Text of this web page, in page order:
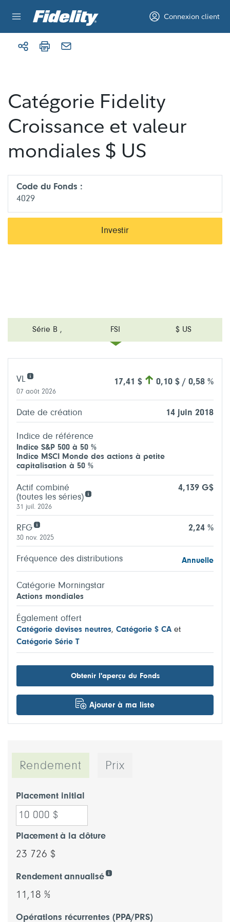
Connexion client
Catégorie Fidelity
Croissance et valeur
mondiales $ US
Série B , FSI $ US
Code du Fonds :
4029
Investir
VL 17,41 $ 0,10 $ / 0,58 %
07 août 2026
Date de création 14 juin 2018
Indice de référence
Indice S&P 500 à 50 %
Indice MSCI Monde des actions à petite
capitalisation à 50 %
Actif combiné
(toutes les séries)
4,139 G$
31 juil. 2026
RFG 2,24 %
30 nov. 2025
Fréquence des distributions Annuelle
Catégorie Morningstar
Actions mondiales
Également offert
Catégorie devises neutres, Catégorie $ CA et
Catégorie Série T
Obtenir l'aperçu du Fonds
Ajouter à ma liste
Rendement Prix
Placement initial
Placement à la clôture
23 726 $
Rendement annualisé
11,18 %
Opérations récurrentes (PPA/PRS)